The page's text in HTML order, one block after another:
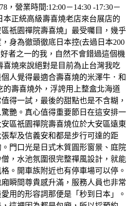
，營業時間:12:00－14:30 -17:30－
本正統高級壽喜燒老店來台展店的
祇園禪院壽喜燒」最受囑目，幾乎
身為徹頭徹底日本控(去過日本200
者之一的我，自然不會錯過這個機
喜燒來說絕對是目前為止台灣我吃
人覺得最適合壽喜燒的米澤牛．和
的壽喜燒外，浮誇用上整盒北海道
得一試，最後的甜點也是不含糊，
艷。真心值得重要節日在這安排一
區祇園禪院壽喜燒位於大安區遠東
犁及信義安和都是步行可達的距
門口光是日式木質圓形窗景、庭院
，水池氛圍很完整禪風設計，就能
。開車族附近也有停車場可以停。
瞬間尊貴感升滿，服務人員也非常
用的形容詞那便是「秒到日本」。